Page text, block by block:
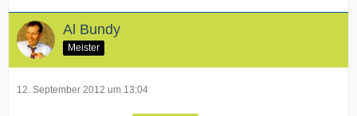
Al Bundy
Meister
12. September 2012 um 13:04